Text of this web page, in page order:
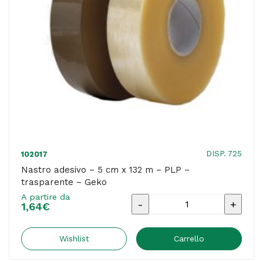
avana
quantità
102017 DISP. 725
Nastro adesivo – 5 cm x 132 m – PLP –
trasparente – Geko
A partire da
1,64€
Nastro
-
Wishlist Carrello